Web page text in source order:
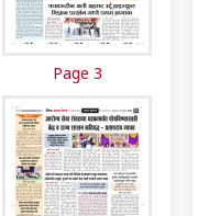
Page 3